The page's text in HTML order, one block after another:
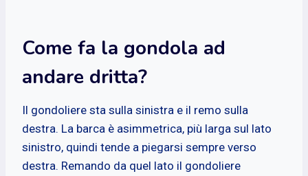
Come fa la gondola ad
andare dritta?
Il gondoliere sta sulla sinistra e il remo sulla
destra. La barca è asimmetrica, più larga sul lato
sinistro, quindi tende a piegarsi sempre verso
destra. Remando da quel lato il gondoliere